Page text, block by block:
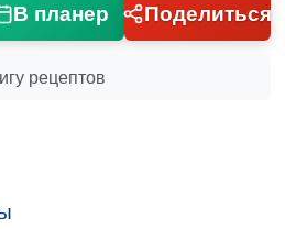
В планер Поделиться
рецептов